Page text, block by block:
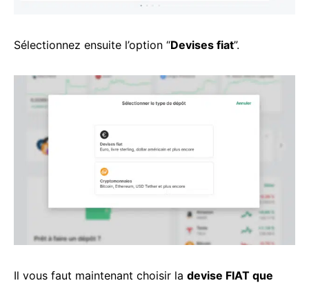
Sélectionnez ensuite l’option “Devises fiat”.
Il vous faut maintenant choisir la devise FIAT que